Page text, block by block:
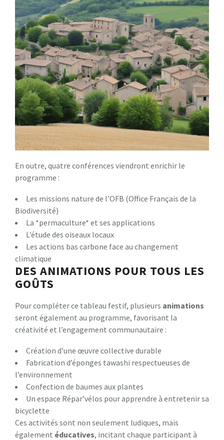
En outre, quatre conférences viendront enrichir le
programme :
Les missions nature de l’OFB (Office Français de la
Biodiversité)
La *permaculture* et ses applications
L’étude des oiseaux locaux
Les actions bas carbone face au changement
climatique
DES ANIMATIONS POUR TOUS LES
GOÛTS
Pour compléter ce tableau festif, plusieurs animations
seront également au programme, favorisant la
créativité et l’engagement communautaire :
Création d’une œuvre collective durable
Fabrication d’éponges tawashi respectueuses de
l’environnement
Confection de baumes aux plantes
Un espace Répar’vélos pour apprendre à entretenir sa
bicyclette
Ces activités sont non seulement ludiques, mais
également éducatives, incitant chaque participant à